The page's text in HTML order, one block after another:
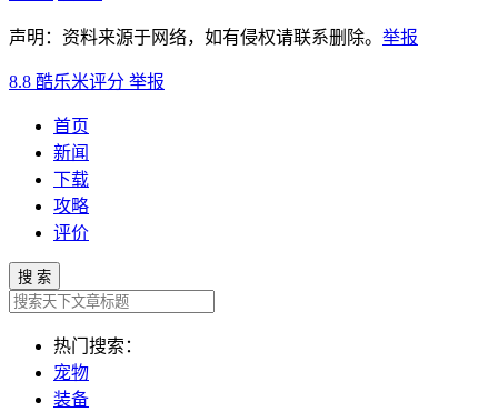
声明：资料来源于网络，如有侵权请联系删除。 举报
8.8 酷乐米评分 举报
首页
新闻
下载
攻略
评价
搜 索
热门搜索：
宠物
装备